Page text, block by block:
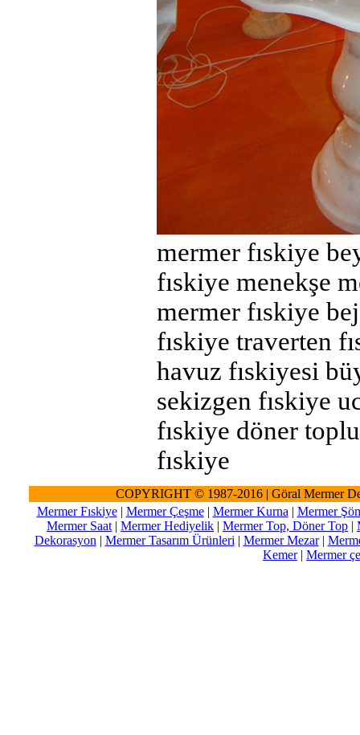
mermer fıskiye
fıskiye menekşe
mermer fıskiye
fıskiye traverten
havuz fıskiyesi
sekizgen fıskiye
fıskiye döner
fıskiye
COPYRIGHT © 1987-2016 | Göral Mermer
Mermer Fıskiye| Mermer Çeşme| Mermer Kurna | Mermer
Mermer Saat | Mermer Hediyelik | Mermer Top, Döner Top |
Dekorasyon | Mermer Tasarım Ürünleri | Mermer Mezar|
Kemer| Mermer